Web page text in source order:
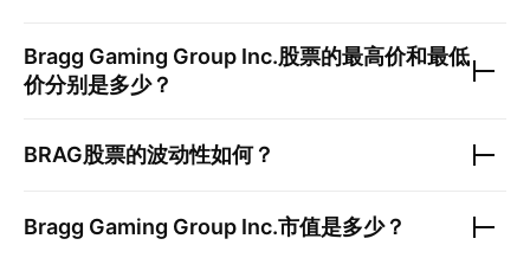
Bragg Gaming Group Inc.股票的最高价和最低
价分别是多少？
BRAG股票的波动性如何？
Bragg Gaming Group Inc.市值是多少？